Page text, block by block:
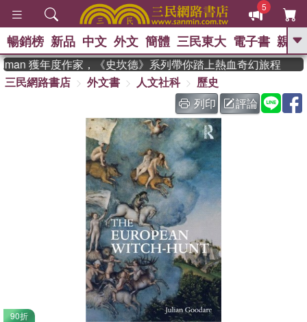
5
GO
熱搜： 東野圭吾 、
The Odyssey 、 父親節 、 如果歷
史是一群喵 、 暑期推薦 、 國際布克
獎 臺灣漫遊錄 、 方念華
登輝時代 、 數學女孩：黎曼猜想
偉大的迷走神經
暢銷榜 新品 中文 外文 簡體 三民東大 電子書 親子
獲年度作家，《史坎德》系列帶你踏上熱血奇幻旅程
三民網路書店
外文書 人文社科
歷史
列印
評論
90折